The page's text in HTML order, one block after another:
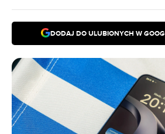
DODAJ DO ULUBIONYCH W